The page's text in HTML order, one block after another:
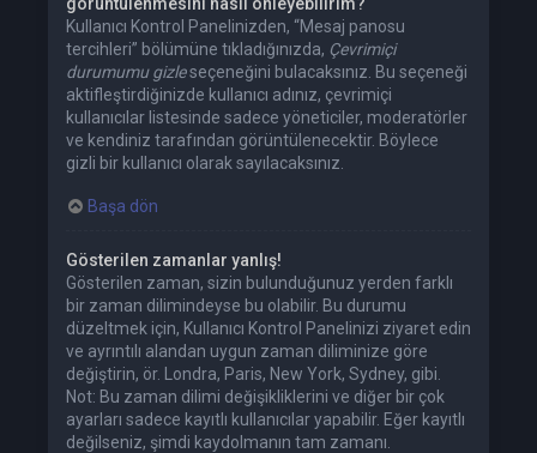
Kullanıcı Kontrol Panelinizden, “Mesaj panosu
tercihleri” bölümüne tıkladığınızda, Çevrimiçi
durumumu gizleseçeneğini bulacaksınız. Bu seçeneği
aktifleştirdiğinizde kullanıcı adınız, çevrimiçi
kullanıcılar listesinde sadece yöneticiler, moderatörler
ve kendiniz tarafından görüntülenecektir. Böylece
gizli bir kullanıcı olarak sayılacaksınız.
Başa dön
Gösterilen zamanlar yanlış!
Gösterilen zaman, sizin bulunduğunuz yerden farklı
bir zaman dilimindeyse bu olabilir. Bu durumu
düzeltmek için, Kullanıcı Kontrol Panelinizi ziyaret edin
ve ayrıntılı alandan uygun zaman diliminize göre
değiştirin, ör. Londra, Paris, New York, Sydney, gibi.
Not: Bu zaman dilimi değişikliklerini ve diğer bir çok
ayarları sadece kayıtlı kullanıcılar yapabilir. Eğer kayıtlı
değilseniz, şimdi kaydolmanın tam zamanı.